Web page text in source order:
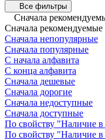
Все фильтры
Сначала
Сначала рекомендуемые
Сначала непопулярные
Сначала популярные
С начала алфавита
С конца алфавита
Сначала дешевые
Сначала дорогие
Сначала недоступные
Сначала доступные
По свойству "Наличие в
По свойству "Наличие